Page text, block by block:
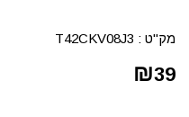
מק"ט : T42CKV08J3
₪39